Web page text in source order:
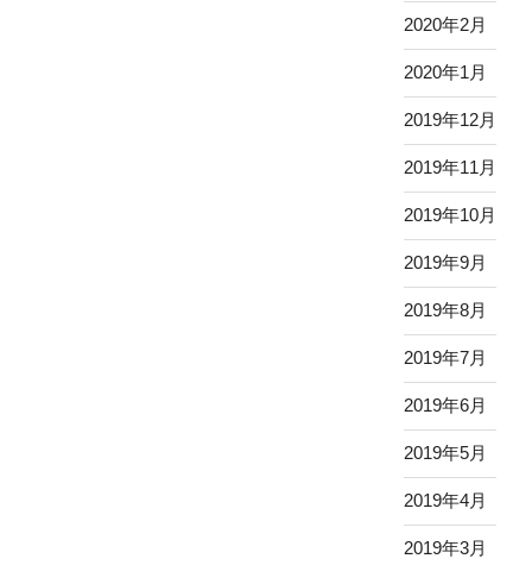
2020年2月
2020年1月
2019年12月
2019年11月
2019年10月
2019年9月
2019年8月
2019年7月
2019年6月
2019年5月
2019年4月
2019年3月